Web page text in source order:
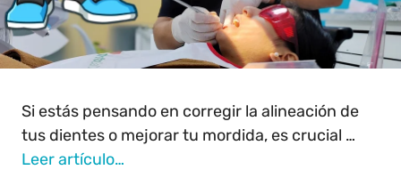
Si estás pensando en corregir la alineación de
tus dientes o mejorar tu mordida, es crucial …
Leer artículo…